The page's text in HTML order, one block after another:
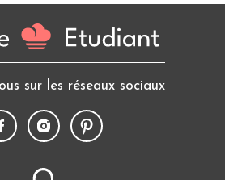
sur les réseaux sociaux